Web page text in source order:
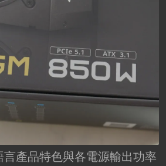
產品特色與各電源輸出功率